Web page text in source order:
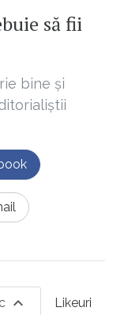
să fii
bine și
Likeuri